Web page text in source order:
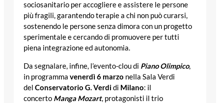
sociosanitario per accogliere e assistere le persone
più fragili, garantendo terapie a chi non può curarsi,
sostenendo le persone senza dimora con un progetto
sperimentale e cercando di promuovere per tutti
piena integrazione ed autonomia.
Da segnalare, infine, l’evento-clou di Piano Olimpico,
in programma venerdì 6 marzo nella Sala Verdi
del Conservatorio G. Verdidi Milano: il
concerto Manga Mozart, protagonisti il trio